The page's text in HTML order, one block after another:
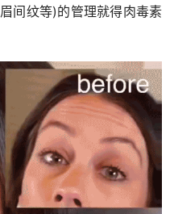
间纹等)的管理就得肉毒素